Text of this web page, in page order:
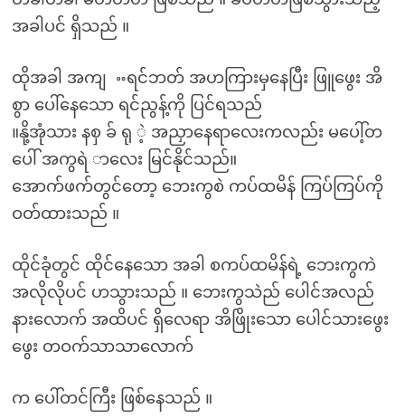
အခါပင် ရှိသည် ။
ထိုအခါ အကျ ႌရင်ဘတ် အဟကြားမှနေပြီး ဖြူဖွေး အိ
စွာ ပေါ်နေသော ရင်ညွန့်ကို ပြင်ရသည်
။နို့အုံသား နစှ ခ် ရု ဲ့ အညှာနေရာလေးကလည်း မပေါ့်တ
ပေါ် အကွရဲ ာလေး မြင်နိုင်သည်။
အောက်ဖက်တွင်တော့ ဘေးကွစဲ ကပ်ထမိန် ကြပ်ကြပ်ကို
ဝတ်ထားသည် ။
ထိုင်ခုံတွင် ထိုင်နေသော အခါ စကပ်ထမိန်ရဲ့ ဘေးကွကဲ
အလိုလိုပင် ဟသွားသည် ။ ဘေးကွသဲည် ပေါင်အလည်
နားလောက် အထိပင် ရှိလေရာ အိဖြိုးသော ပေါင်သားဖွေး
ဖွေး တဝက်သာသာလောက်
က ပေါ်တင်ကြီး ဖြစ်နေသည် ။